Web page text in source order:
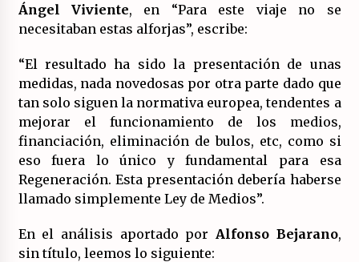
16/07/2026
represión del activismo por Palestina.
16/07/2026
Asamblea abierta de los CLER en Alaquàs
plantea una alternativa a las obras aprobadas
para La Saleta y la línea C3.
16/07/2026
Declaración de Estambul por un Frente Común
contra la OTAN, el Imperialismo y la Guerra.
14/07/2026
Ángel Viviente, en “Para este viaje no se
necesitaban estas alforjas”, escribe:
“El resultado ha sido la presentación de unas
medidas, nada novedosas por otra parte dado que
tan solo siguen la normativa europea, tendentes a
mejorar el funcionamiento de los medios,
financiación, eliminación de bulos, etc, como si
eso fuera lo único y fundamental para esa
Regeneración. Esta presentación debería haberse
llamado simplemente Ley de Medios”.
En el análisis aportado por Alfonso Bejarano,
sin título, leemos lo siguiente: